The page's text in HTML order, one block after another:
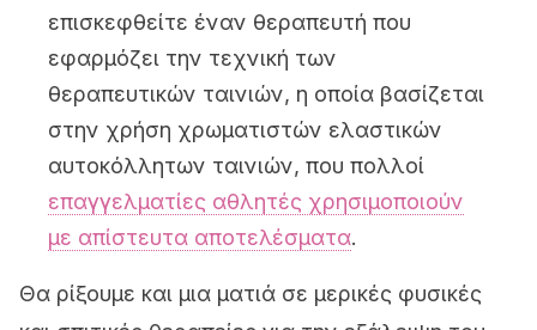
επισκεφθείτε έναν θεραπευτή που
εφαρμόζει την τεχνική των
θεραπευτικών ταινιών, η οποία βασίζεται
στην χρήση χρωματιστών ελαστικών
αυτοκόλλητων ταινιών, που πολλοί
επαγγελματίες αθλητές χρησιμοποιούν
με απίστευτα αποτελέσματα.
Θα ρίξουμε και μια ματιά σε μερικές φυσικές